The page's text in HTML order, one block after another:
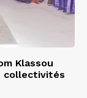
Klassou
collectivités